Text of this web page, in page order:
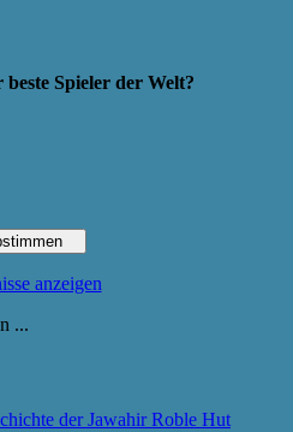
Spieler der Welt?
anzeigen
...
der Jawahir Roble Hut